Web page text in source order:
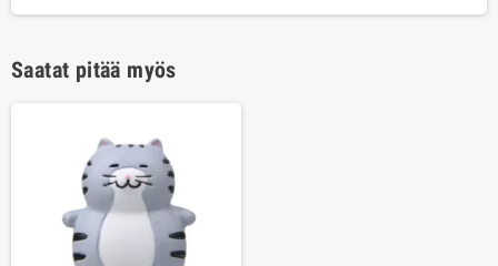
Saatat pitää myös